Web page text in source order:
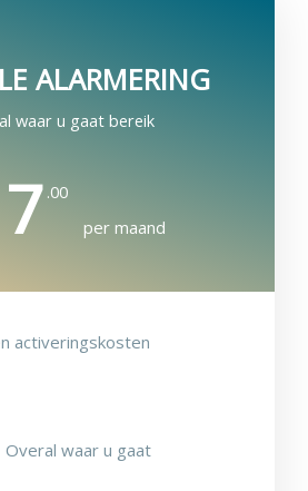
ALARMERING
waar u gaat bereik
.00
per maand
activeringskosten
Overal waar u gaat